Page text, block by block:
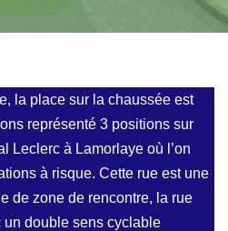
la place sur la chaussée est
représenté 3 positions sur
Leclerc à Lamorlaye où l’on
à risque. Cette rue est une
de zone de rencontre, la rue
un double sens cyclable